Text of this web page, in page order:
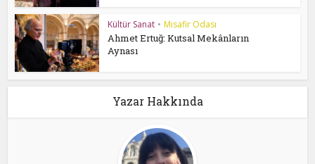
Kültür Sanat • Misafir Odası
Ahmet Ertuğ: Kutsal Mekânların
Aynası
Yazar Hakkında